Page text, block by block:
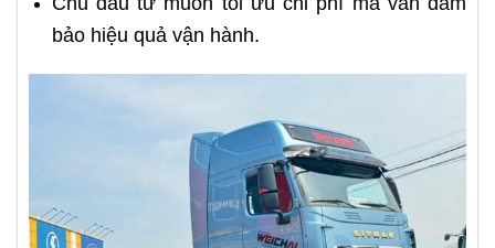
bảo hiệu quả vận hành.